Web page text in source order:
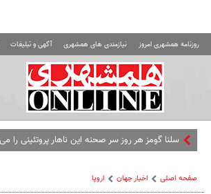
روزنامه همشهری امروز نیازمندی های همشهری آگهی و تبلیغات
صفحه اصلی اخبار جهان اروپا